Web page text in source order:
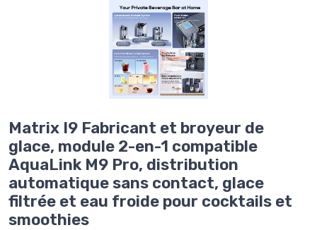
Matrix I9 Fabricant et broyeur de
glace, module 2-en-1 compatible
AquaLink M9 Pro, distribution
automatique sans contact, glace
filtrée et eau froide pour cocktails et
smoothies